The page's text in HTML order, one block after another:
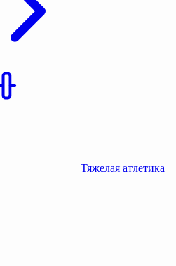
Тяжелая атлетика